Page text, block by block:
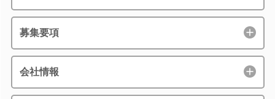
募集要項
会社情報